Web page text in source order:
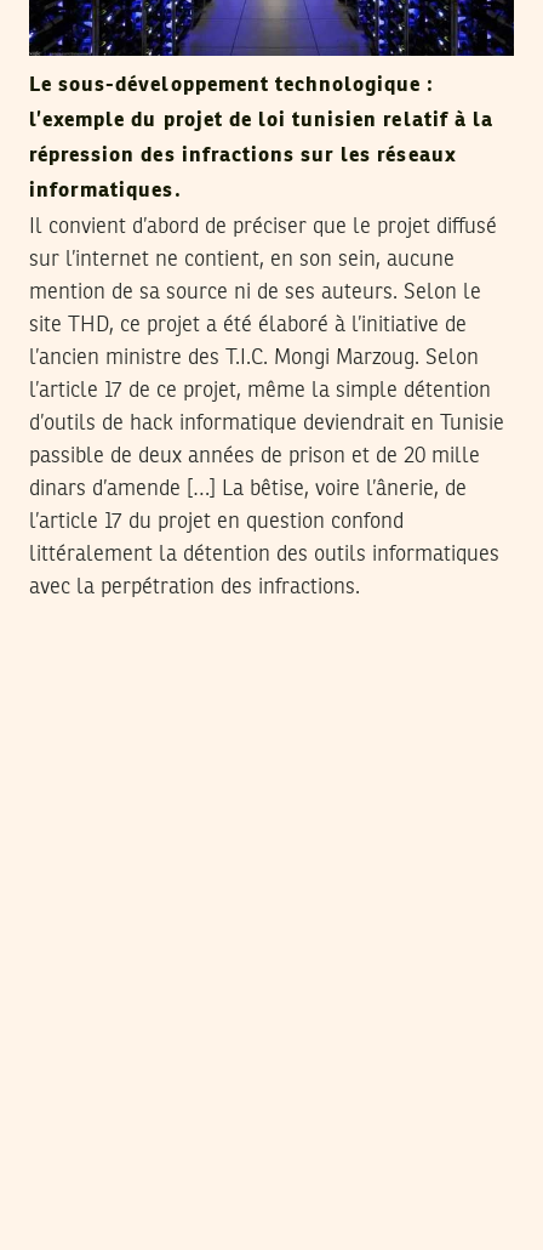
Le sous-développement technologique :
l’exemple du projet de loi tunisien relatif à la
répression des infractions sur les réseaux
informatiques.
Il convient d’abord de préciser que le projet diffusé
sur l’internet ne contient, en son sein, aucune
mention de sa source ni de ses auteurs. Selon le
site THD, ce projet a été élaboré à l’initiative de
l’ancien ministre des T.I.C. Mongi Marzoug. Selon
l’article 17 de ce projet, même la simple détention
d’outils de hack informatique deviendrait en Tunisie
passible de deux années de prison et de 20 mille
dinars d’amende […] La bêtise, voire l’ânerie, de
l’article 17 du projet en question confond
littéralement la détention des outils informatiques
avec la perpétration des infractions.